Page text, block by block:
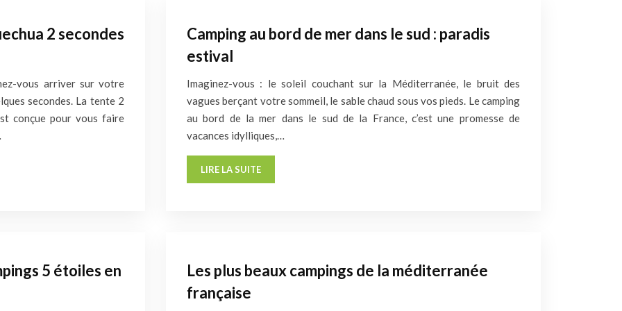
2 secondes
vous arriver sur votre
secondes. La tente 2
conçue pour vous faire
Camping au bord de mer dans le sud : paradis
estival
Imaginez-vous : le soleil couchant sur la Méditerranée, le bruit des
vagues berçant votre sommeil, le sable chaud sous vos pieds. Le camping
au bord de la mer dans le sud de la France, c’est une promesse de
vacances idylliques,…
LIRE LA SUITE
5 étoiles en
Les plus beaux campings de la méditerranée
française